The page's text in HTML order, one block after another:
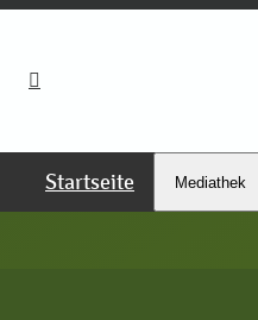
Startseite Mediathek